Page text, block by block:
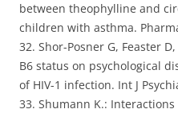
between theophylline and
children with asthma.
32. Shor-Posner G, Feaster
B6 status on psychological
of HIV-1 infection. Int J
33. Shumann K.: